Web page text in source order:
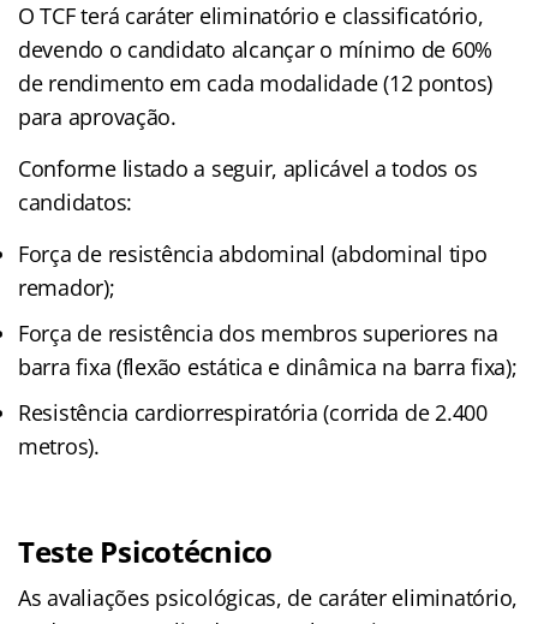
O TCF terá caráter eliminatório e classificatório,
devendo o candidato alcançar o mínimo de 60%
de rendimento em cada modalidade (12 pontos)
para aprovação.
Conforme listado a seguir, aplicável a todos os
candidatos:
Força de resistência abdominal (abdominal tipo
remador);
Força de resistência dos membros superiores na
barra fixa (flexão estática e dinâmica na barra fixa);
Resistência cardiorrespiratória (corrida de 2.400
metros).
Teste Psicotécnico
As avaliações psicológicas, de caráter eliminatório,